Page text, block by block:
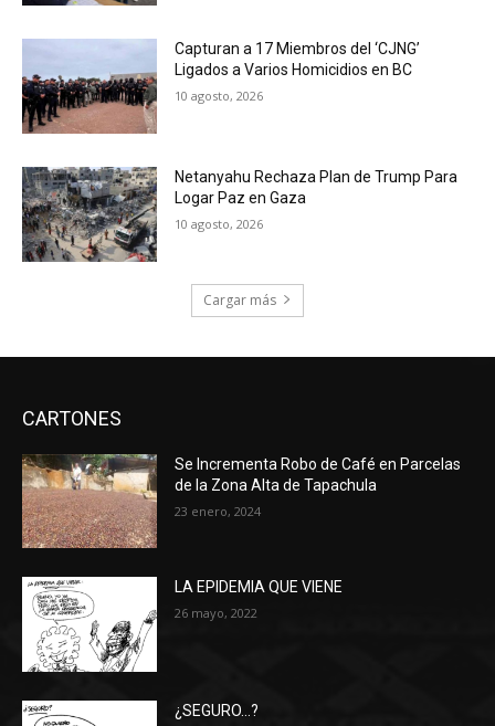
Capturan a 17 Miembros del ‘CJNG’
Ligados a Varios Homicidios en BC
10 agosto, 2026
Netanyahu Rechaza Plan de Trump Para
Logar Paz en Gaza
10 agosto, 2026
Cargar más
CARTONES
Se Incrementa Robo de Café en Parcelas
de la Zona Alta de Tapachula
23 enero, 2024
LA EPIDEMIA QUE VIENE
26 mayo, 2022
¿SEGURO…?